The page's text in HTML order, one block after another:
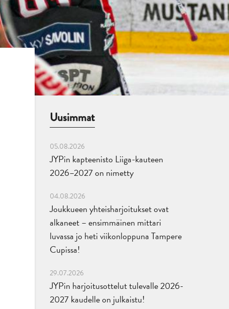
Uusimmat
05.08.2026
JYPin kapteenisto Liiga-kauteen
2026–2027 on nimetty
04.08.2026
Joukkueen yhteisharjoitukset ovat
alkaneet – ensimmäinen mittari
luvassa jo heti viikonloppuna Tampere
Cupissa!
29.07.2026
JYPin harjoitusottelut tulevalle 2026-
2027 kaudelle on julkaistu!